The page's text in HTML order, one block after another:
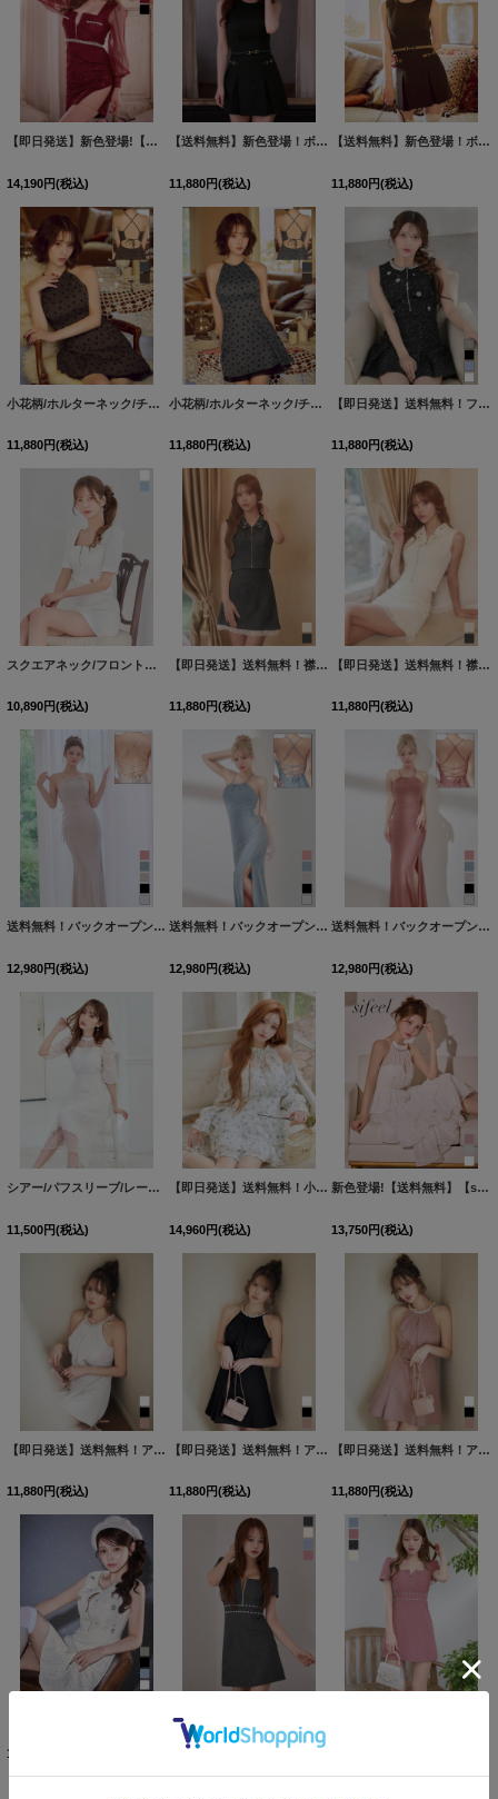
【即日発送】新色登場!【送料無料】スクエアネック/フロントジップ/チュール袖/シアー/刺繍/レース/タイト/スリット/ミニドレス/キャバドレス【XS-XLサイズ/6カラー】[OF03-X]【YN】dzj
14,190円(税込)
【送料無料】新色登場！ボックスプリーツ/ノースリーブ/バイカラー/スーツ生地/無地/インナーパンツ/セットアップ/ミニドレス/キャバドレス【XS-XLサイズ/4カラー】[OF01]【SB】dzquAG
11,880円(税込)
【送料無料】新色登場！ボックスプリーツ/ノースリーブ/バイカラー/スーツ生地/無地/インナーパンツ/セットアップ/ミニドレス/キャバドレス【XS-XLサイズ/4カラー】[OF01]【SB】dzquAG
11,880円(税込)
小花柄/ホルターネック/チュール/背中見せ/フレアスカート/ミニドレス/キャバドレス【XS-Mサイズ/2カラー】[OF01]【SB】dzjgBF
11,880円(税込)
小花柄/ホルターネック/チュール/背中見せ/フレアスカート/ミニドレス/キャバドレス【XS-Mサイズ/2カラー】[OF01]【SB】dzjgBF
11,880円(税込)
【即日発送】送料無料！フロントジップ/ノースリーブ/フラワースパンコール/ビジュー/ツイード/プリーツ/Aライン/ミニドレス/キャバドレス【XS-XLサイズ/4カラー】[OF01] 【SB】dzwvBF
11,880円(税込)
スクエアネック/フロントジップ/Aライン/ワッフル/パフスリーブ/ミニドレス/キャバドレス【XS-XLサイズ/2カラー】[OF01] 【SB】dzcu
10,890円(税込)
【即日発送】送料無料！襟付き/フロントジップ/ビジュー/レース/セットアップ/2ピース/ノースリーブ/Aライン/ミニドレス/キャバドレス【XS-Lサイズ/2カラー】[OF01]【SB】dzjvSK
11,880円(税込)
【即日発送】送料無料！襟付き/フロントジップ/ビジュー/レース/セットアップ/2ピース/ノースリーブ/Aライン/ミニドレス/キャバドレス【XS-Lサイズ/2カラー】[OF01]【SB】dzjvSK
11,880円(税込)
送料無料！バックオープン/ラメ/ビジュー/ホルターネック/ストレッチ/タイト/スリット/ロングドレス/キャバドレス【S-Lサイズ/5カラー】[OF03]【YN】dzqu
12,980円(税込)
送料無料！バックオープン/ラメ/ビジュー/ホルターネック/ストレッチ/タイト/スリット/ロングドレス/キャバドレス【S-Lサイズ/5カラー】[OF03]【YN】dzqu
12,980円(税込)
送料無料！バックオープン/ラメ/ビジュー/ホルターネック/ストレッチ/タイト/スリット/ロングドレス/キャバドレス【S-Lサイズ/5カラー】[OF03]【YN】dzqu
12,980円(税込)
シアー/パフスリーブ/レース/パール/フレアー/七分袖/ワンピースドレス/キャバドレス【S-Lサイズ/1カラー】[HC02]
11,500円(税込)
【即日発送】送料無料！小花柄/アメスリ/オープンショルダー/シアー/シフォン生地/ロングスリーブ/ティアード/フレアスカート/ミニドレス/キャバドレス【XS-Mサイズ/1カラー】[OF03]【YN】dzwsIA
14,960円(税込)
新色登場!【送料無料】【sifeel/シフィール】アメスリティアードワンピースドレス/２段フリル/キャバドレス【XS-Lサイズ/3カラー】[OF03]【YN】dzwvLD【一部予約商品/8月中旬発送予定】
13,750円(税込)
【即日発送】送料無料！アメスリ/ノースリーブ/ビジュー/シフォン/フリル/スーツ生地/プリーツスカート/Aライン/ミニドレス/キャバドレス【XS-Lサイズ/3カラー】[OF03]【YN】dzwuBF
11,880円(税込)
【即日発送】送料無料！アメスリ/ノースリーブ/ビジュー/シフォン/フリル/スーツ生地/プリーツスカート/Aライン/ミニドレス/キャバドレス【XS-Lサイズ/3カラー】[OF03]【YN】dzwuBF
11,880円(税込)
【即日発送】送料無料！アメスリ/ノースリーブ/ビジュー/シフォン/フリル/スーツ生地/プリーツスカート/Aライン/ミニドレス/キャバドレス【XS-Lサイズ/3カラー】[OF03]【YN】dzwuBF
11,880円(税込)
11,880 11,880